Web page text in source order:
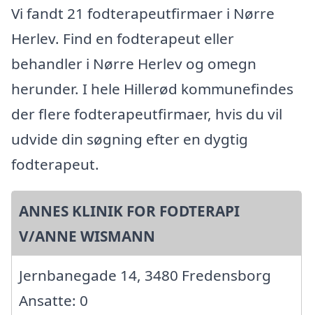
Vi fandt 21 fodterapeutfirmaer i Nørre
Herlev. Find en fodterapeut eller
behandler i Nørre Herlev og omegn
herunder. I hele Hillerød kommunefindes
der flere fodterapeutfirmaer, hvis du vil
udvide din søgning efter en dygtig
fodterapeut.
ANNES KLINIK FOR FODTERAPI
V/ANNE WISMANN
Jernbanegade 14, 3480 Fredensborg
Ansatte: 0